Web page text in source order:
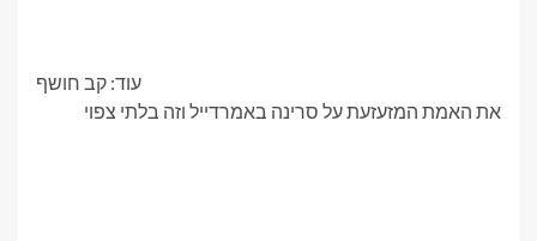
עוד: קב חושף
את האמת המזעזעת על סרינה באמרדייל וזה בלתי צפוי